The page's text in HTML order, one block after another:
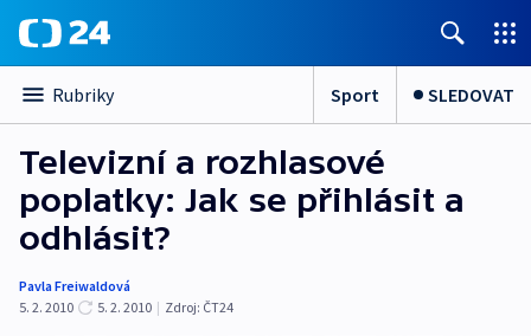
Rubriky Sport SLEDOVAT
Televizní a rozhlasové
poplatky: Jak se přihlásit a
odhlásit?
Pavla Freiwaldová
5. 2. 2010
5. 2. 2010 | Zdroj: ČT24